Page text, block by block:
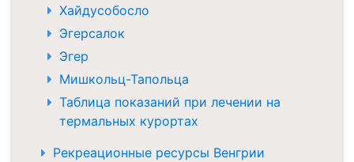
Хайдусобосло
Эгерсалок
Эгер
Мишкольц-Тапольца
Таблица показаний при лечении на
термальных курортах
Рекреационные ресурсы Венгрии